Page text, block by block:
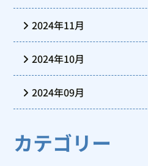
2024年11月
2024年10月
2024年09月
カテゴリー